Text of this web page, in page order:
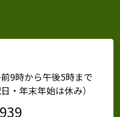
9時から午後5時まで
・年末年始は休み）